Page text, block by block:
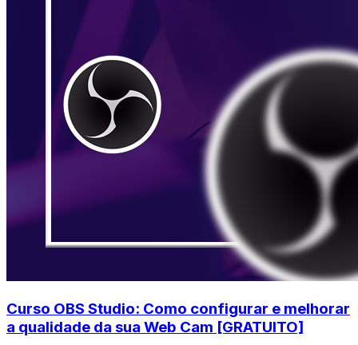
Curso OBS Studio: Como configurar e melhorar
a qualidade da sua Web Cam [GRATUITO]